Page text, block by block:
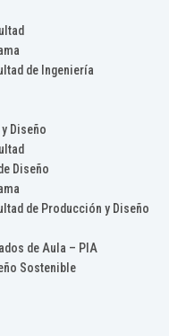
de Ingeniería
Diseño
Diseño
de Producción y Diseño
de Aula – PIA
Sostenible